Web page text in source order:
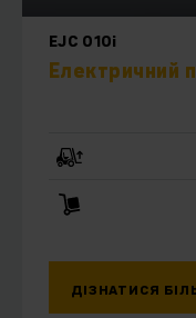
EJC 010i
Електричний
ДІЗНАТИСЯ